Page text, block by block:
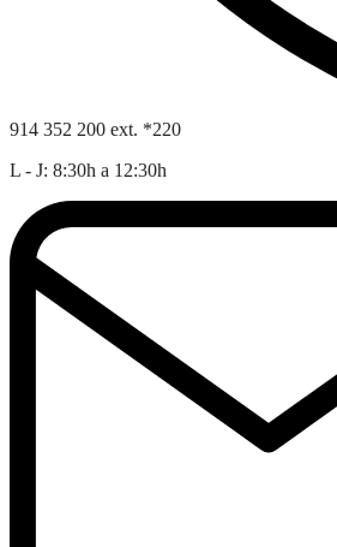
914 352 200 ext. *220
L - J: 8:30h a 12:30h